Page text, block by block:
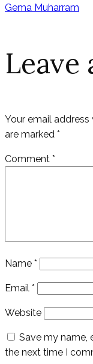
Gema Muharram
Leave
Your email
are marked *
Comment *
Name *
Email *
Website
Save my name,
the next time I